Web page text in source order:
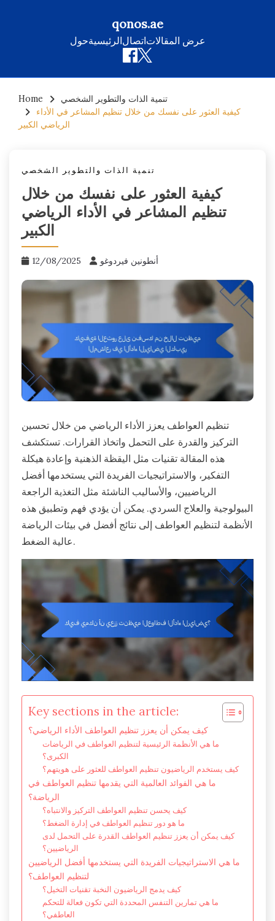
qonos.ae
حولالرئيسيةاتصالعرض المقالات
content
Home
تنمية الذات والتطوير الشخصي
كيفية العثور على نفسك من خلال تنظيم المشاعر في الأداء
الرياضي الكبير
تنمية الذات والتطوير الشخصي
كيفية العثور على نفسك من خلال
تنظيم المشاعر في الأداء الرياضي
الكبير
12/08/2025 أنطونين فيردوغو
تنظيم العواطف يعزز الأداء الرياضي من خلال تحسين
التركيز والقدرة على التحمل واتخاذ القرارات. تستكشف
هذه المقالة تقنيات مثل اليقظة الذهنية وإعادة هيكلة
التفكير، والاستراتيجيات الفريدة التي يستخدمها أفضل
الرياضيين، والأساليب الناشئة مثل التغذية الراجعة
البيولوجية والعلاج السردي. يمكن أن يؤدي فهم وتطبيق هذه
الأنظمة لتنظيم العواطف إلى نتائج أفضل في بيئات الرياضة
عالية الضغط.
Key sections in the article:
كيف يمكن أن يعزز تنظيم العواطف الأداء الرياضي؟
ما هي الأنظمة الرئيسية لتنظيم العواطف في الرياضات
الكبرى؟
كيف يستخدم الرياضيون تنظيم العواطف للعثور على هويتهم؟
ما هي الفوائد العالمية التي يقدمها تنظيم العواطف في
الرياضة؟
كيف يحسن تنظيم العواطف التركيز والانتباه؟
ما هو دور تنظيم العواطف في إدارة الضغط؟
كيف يمكن أن يعزز تنظيم العواطف القدرة على التحمل لدى
الرياضيين؟
ما هي الاستراتيجيات الفريدة التي يستخدمها أفضل الرياضيين
لتنظيم العواطف؟
كيف يدمج الرياضيون النخبة تقنيات التخيل؟
ما هي تمارين التنفس المحددة التي تكون فعالة للتحكم
العاطفي؟